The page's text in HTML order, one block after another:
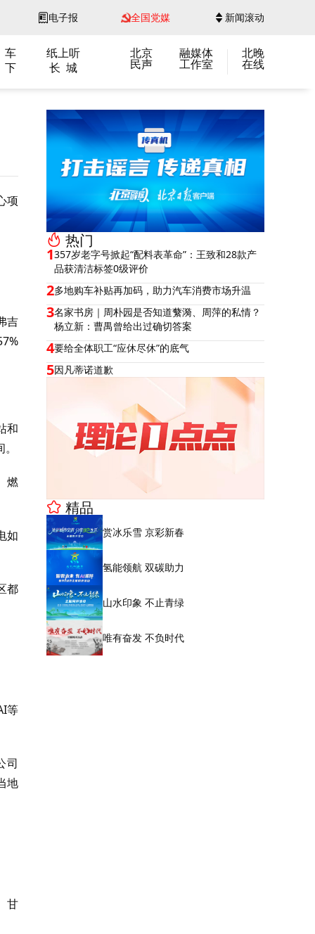
电子报 全国党媒 新闻滚动
车
纸上听
下
长 城
北京
民声
融媒体
工作室
北晚
在线
项
吉
和
燃
如
都
等
司
地
甘
热门
1357岁老字号掀起“配料表革命”：王致和28款产
品获清洁标签0级评价
2多地购车补贴再加码，助力汽车消费市场升温
3名家书房｜周朴园是否知道蘩漪、周萍的私情？
杨立新：曹禺曾给出过确切答案
4要给全体职工“应休尽休”的底气
5因凡蒂诺道歉
精品
赏冰乐雪 京彩新春
氢能领航 双碳助力
山水印象 不止青绿
唯有奋发 不负时代